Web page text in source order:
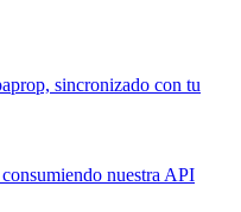
sincronizado con tu
nuestra API